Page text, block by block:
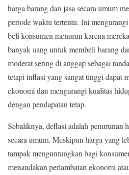
harga barang dan jasa secara umum
periode waktu tertentu. Ini
beli konsumen menurun karena
banyak uang untuk membeli barang
moderat sering di anggap sebagai
tetapi inflasi yang sangat tinggi dapat
ekonomi dan mengurangi kualitas
dengan pendapatan tetap.
Sebaliknya, deflasi adalah penurunan
secara umum. Meskipun harga yang
tampak menguntungkan bagi
menandakan perlambatan ekonomi